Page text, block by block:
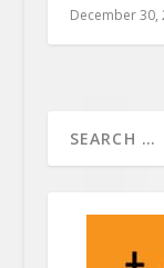
December 30,